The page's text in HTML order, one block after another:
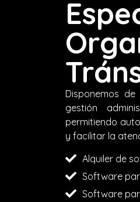
Disponemos
gestión
permitiendo
y facilitar la
Alquiler de
Software
Software